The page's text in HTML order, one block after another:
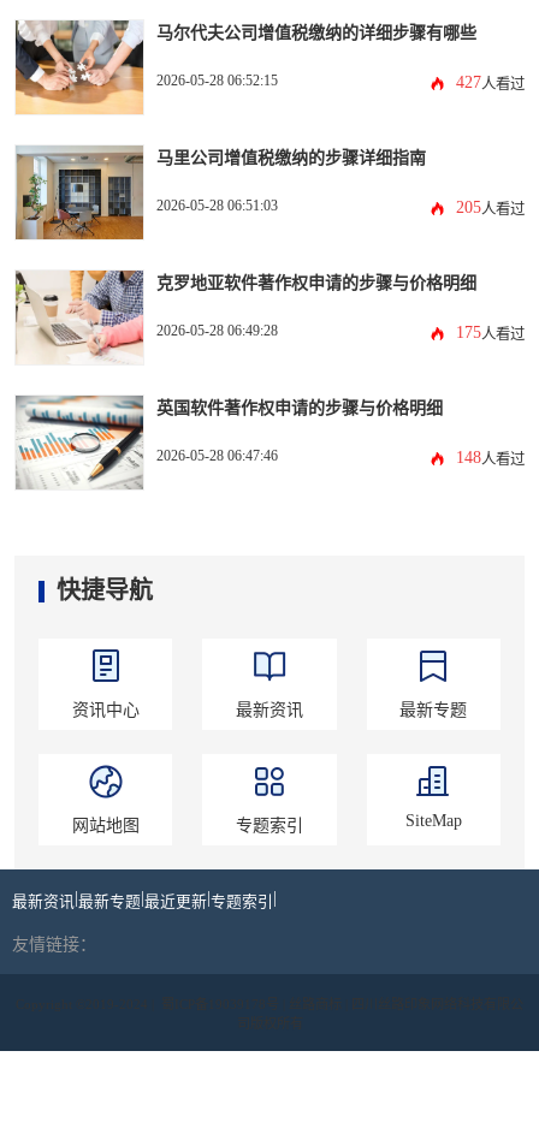
马尔代夫公司增值税缴纳的详细步骤有哪些
2026-05-28 06:52:15 427人看过
马里公司增值税缴纳的步骤详细指南
2026-05-28 06:51:03 205人看过
克罗地亚软件著作权申请的步骤与价格明细
2026-05-28 06:49:28 175人看过
英国软件著作权申请的步骤与价格明细
2026-05-28 06:47:46 148人看过
快捷导航
资讯中心 最新资讯 最新专题
网站地图 专题索引 SiteMap
最新资讯 最新专题 最近更新 专题索引
友情链接：